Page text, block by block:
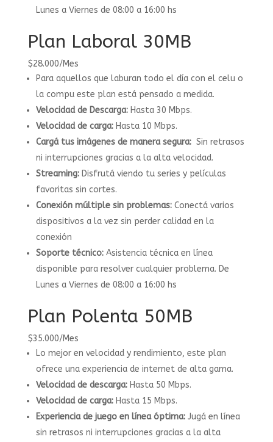
Lunes a Viernes de 08:00 a 16:00 hs
Plan Laboral 30MB
$28.000/Mes
Para aquellos que laburan todo el día con el celu o
la compu este plan está pensado a medida.
Velocidad de Descarga:Hasta 30 Mbps.
Velocidad de carga:Hasta 10 Mbps.
Cargá tus imágenes de manera segura:Sin retrasos
ni interrupciones gracias a la alta velocidad.
Streaming:Disfrutá viendo tu series y películas
favoritas sin cortes.
Conexión múltiple sin problemas:Conectá varios
dispositivos a la vez sin perder calidad en la
conexión
Soporte técnico:Asistencia técnica en línea
disponible para resolver cualquier problema. De
Lunes a Viernes de 08:00 a 16:00 hs
Plan Polenta 50MB
$35.000/Mes
Lo mejor en velocidad y rendimiento, este plan
ofrece una experiencia de internet de alta gama.
Velocidad de descarga:Hasta 50 Mbps.
Velocidad de carga:Hasta 15 Mbps.
Experiencia de juego en línea óptima:Jugá en línea
sin retrasos ni interrupciones gracias a la alta